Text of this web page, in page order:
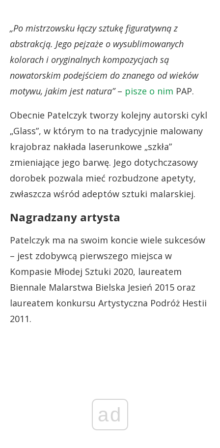
„Po mistrzowsku łączy sztukę figuratywną z
abstrakcją. Jego pejzaże o wysublimowanych
kolorach i oryginalnych kompozycjach są
nowatorskim podejściem do znanego od wieków
motywu, jakim jest natura”– pisze o nim PAP.
Obecnie Patelczyk tworzy kolejny autorski cykl
„Glass”, w którym to na tradycyjnie malowany
krajobraz nakłada laserunkowe „szkła”
zmieniające jego barwę. Jego dotychczasowy
dorobek pozwala mieć rozbudzone apetyty,
zwłaszcza wśród adeptów sztuki malarskiej.
Nagradzany artysta
Patelczyk ma na swoim koncie wiele sukcesów
– jest zdobywcą pierwszego miejsca w
Kompasie Młodej Sztuki 2020, laureatem
Biennale Malarstwa Bielska Jesień 2015 oraz
laureatem konkursu Artystyczna Podróż Hestii
2011.
ad